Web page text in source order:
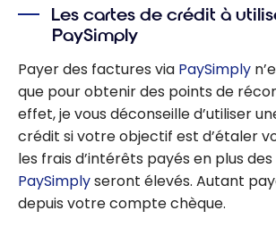
Les cartes de crédit à
PaySimply
Payer des factures via PaySimply
que pour obtenir des points de
effet, je vous déconseille d’utiliser
crédit si votre objectif est d’étaler
les frais d’intérêts payés en plus
PaySimplyseront élevés. Autant
depuis votre compte chèque.